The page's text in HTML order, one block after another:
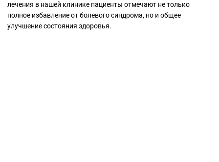
лечения в нашей клинике пациенты отмечают не только
полное избавление от болевого синдрома, но и общее
улучшение состояния здоровья.